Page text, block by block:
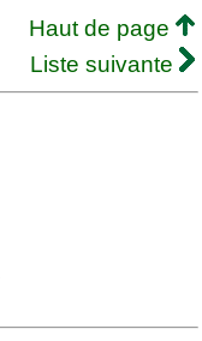
Haut de page
Liste suivante